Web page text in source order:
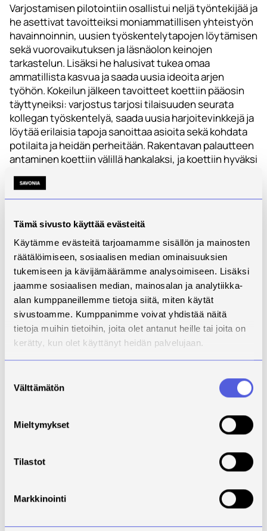
Tämä sivusto käyttää evästeitä
Käytämme evästeitä tarjoamamme sisällön ja mainosten
räätälöimiseen, sosiaalisen median ominaisuuksien
tukemiseen ja kävijämäärämme analysoimiseen. Lisäksi
jaamme sosiaalisen median, mainosalan ja analytiikka-
alan kumppaneillemme tietoja siitä, miten käytät
sivustoamme. Kumppanimme voivat yhdistää näitä
tietoja muihin tietoihin, joita olet antanut heille tai joita on
kerätty, kun olet käyttänyt heidän palvelujaan.
valinta
Välttämätön
Mieltymykset
Tilastot
Markkinointi
Varjostamisen pilotointiin osallistui neljä työntekijää ja
he asettivat tavoitteiksi moniammatillisen yhteistyön
havainnoinnin, uusien työskentelytapojen löytämisen
sekä vuorovaikutuksen ja läsnäolon keinojen
tarkastelun. Lisäksi he halusivat tukea omaa
ammatillista kasvua ja saada uusia ideoita arjen
työhön. Kokeilun jälkeen tavoitteet koettiin pääosin
täyttyneiksi: varjostus tarjosi tilaisuuden seurata
kollegan työskentelyä, saada uusia harjoitevinkkejä ja
löytää erilaisia tapoja sanoittaa asioita sekä kohdata
potilaita ja heidän perheitään. Rakentavan palautteen
antaminen koettiin välillä hankalaksi, ja koettiin hyväksi
saada harjoitusta siihen kokeilun avulla.
lisätä yhteistyötä. Huomaa lehdessä silmäaukot.
Varjostus toi esiin monia oivalluksia. Uutta opittiin
esimerkiksi kysymysten esittämisestä, potilaan
osallistamisesta ja siitä, miten tärkeää on olla aidosti